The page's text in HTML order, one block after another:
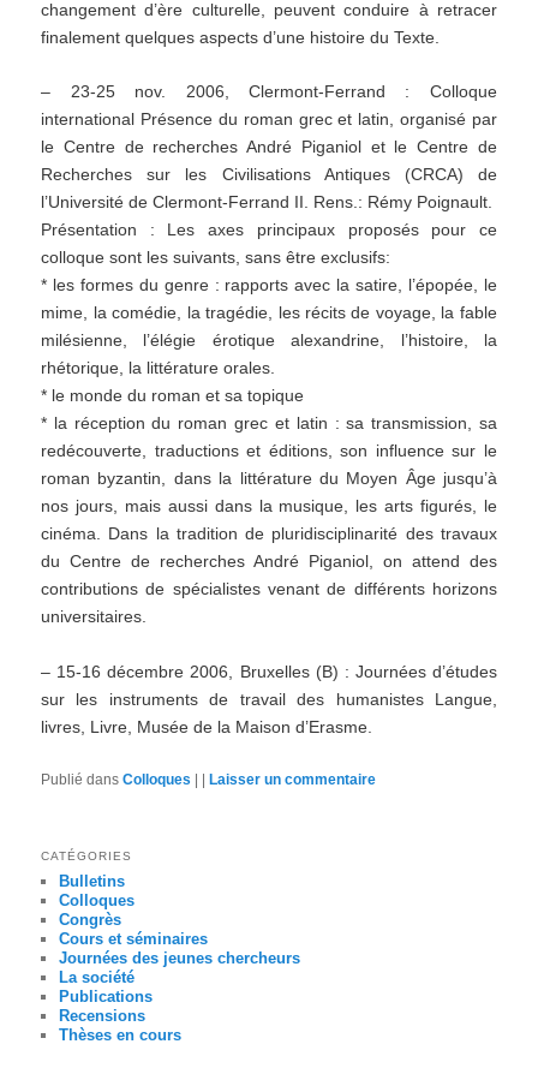
changement d’ère culturelle, peuvent conduire à retracer
finalement quelques aspects d’une histoire du Texte.
– 23-25 nov. 2006, Clermont-Ferrand : Colloque
international Présence du roman grec et latin, organisé par
le Centre de recherches André Piganiol et le Centre de
Recherches sur les Civilisations Antiques (CRCA) de
l’Université de Clermont-Ferrand II. Rens.: Rémy Poignault.
Présentation : Les axes principaux proposés pour ce
colloque sont les suivants, sans être exclusifs:
* les formes du genre : rapports avec la satire, l’épopée, le
mime, la comédie, la tragédie, les récits de voyage, la fable
milésienne, l’élégie érotique alexandrine, l’histoire, la
rhétorique, la littérature orales.
* le monde du roman et sa topique
* la réception du roman grec et latin : sa transmission, sa
redécouverte, traductions et éditions, son influence sur le
roman byzantin, dans la littérature du Moyen Âge jusqu’à
nos jours, mais aussi dans la musique, les arts figurés, le
cinéma. Dans la tradition de pluridisciplinarité des travaux
du Centre de recherches André Piganiol, on attend des
contributions de spécialistes venant de différents horizons
universitaires.
– 15-16 décembre 2006, Bruxelles (B) : Journées d’études
sur les instruments de travail des humanistes Langue,
livres, Livre, Musée de la Maison d’Erasme.
Publié dans Colloques Laisser un commentaire
CATÉGORIES
Bulletins
Colloques
Congrès
Cours et séminaires
Journées des jeunes chercheurs
La société
Publications
Recensions
Thèses en cours